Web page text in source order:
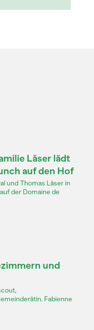
Läser lädt
auf den Hof
und Thomas Läser in
der Domaine de
und
Fabienne